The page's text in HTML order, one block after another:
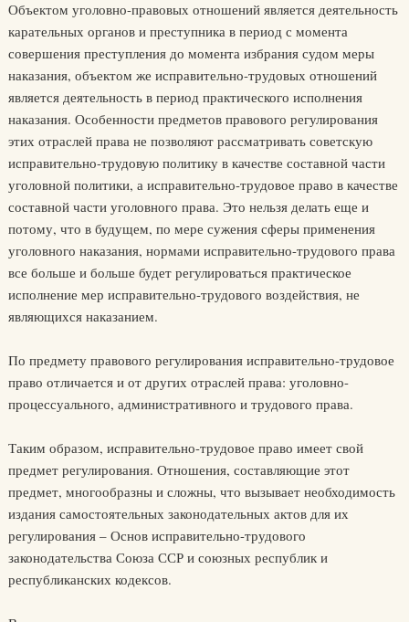
Объектом уголовно-правовых отношений является деятельность
карательных органов и преступника в период с момента
совершения преступления до момента избрания судом меры
наказания, объектом же исправительно-трудовых отношений
является деятельность в период практического исполнения
наказания. Особенности предметов правового регулирования
этих отраслей права не позволяют рассматривать советскую
исправительно-трудовую политику в качестве составной части
уголовной политики, а исправительно-трудовое право в качестве
составной части уголовного права. Это нельзя делать еще и
потому, что в будущем, по мере сужения сферы применения
уголовного наказания, нормами исправительно-трудового права
все больше и больше будет регулироваться практическое
исполнение мер исправительно-трудового воздействия, не
являющихся наказанием.
По предмету правового регулирования исправительно-трудовое
право отличается и от других отраслей права: уголовно-
процессуального, административного и трудового права.
Таким образом, исправительно-трудовое право имеет свой
предмет регулирования. Отношения, составляющие этот
предмет, многообразны и сложны, что вызывает необходимость
издания самостоятельных законодательных актов для их
регулирования – Основ исправительно-трудового
законодательства Союза ССР и союзных республик и
республиканских кодексов.